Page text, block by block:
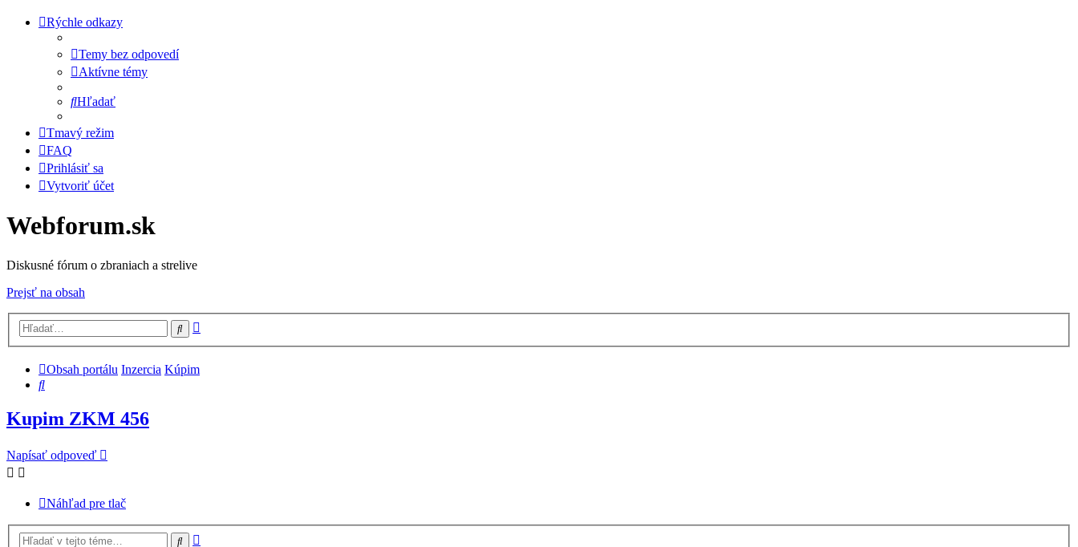
Rýchle odkazy
Temy bez odpovedí
Aktívne témy
Hľadať
Tmavý režim
FAQ
Prihlásiť sa
Vytvoriť účet
Webforum.sk
Diskusné fórum o zbraniach a strelive
Prejsť na obsah
Hľadať
Obsah portálu Inzercia Kúpim
Hľadať
Kupim ZKM 456
Napísať odpoveď
Náhľad pre tlač
Hľadať